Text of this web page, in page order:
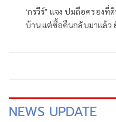
‘กรวีร์" แจง ปมถือครอง
บ้าน แต่ซื้อคืนกลับมาแล้ว
NEWS UPDATE